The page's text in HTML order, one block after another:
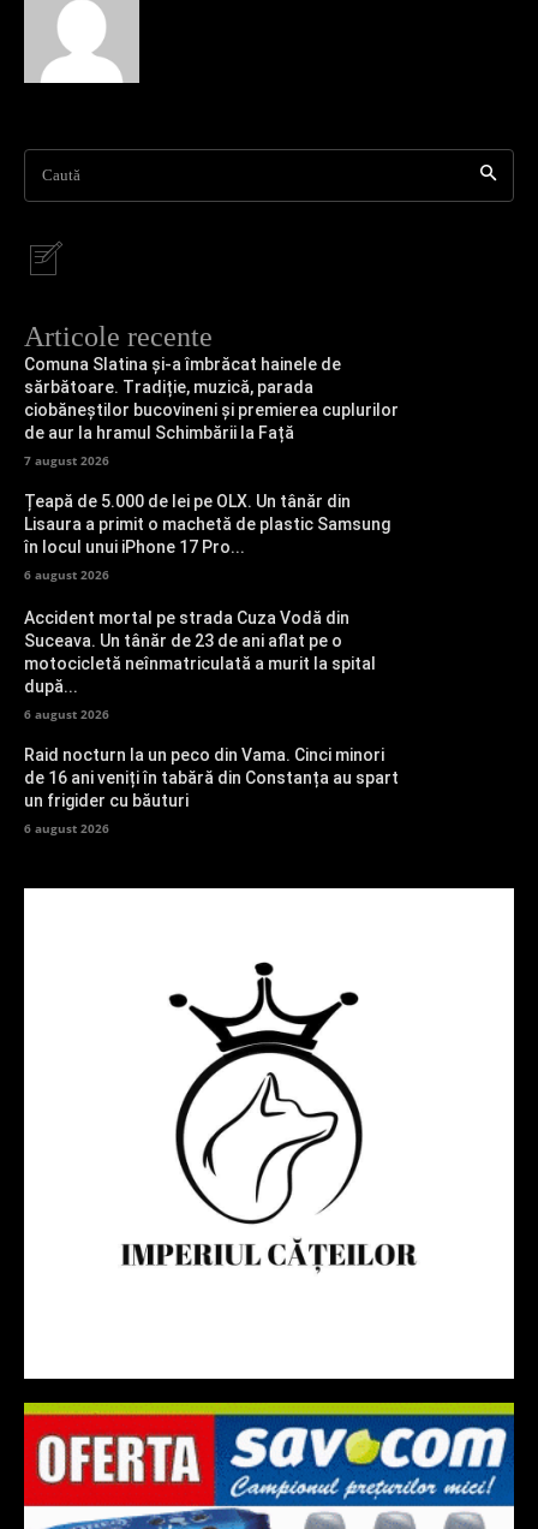
Caută
Articole recente
Comuna Slatina și-a îmbrăcat hainele de
sărbătoare. Tradiție, muzică, parada
ciobăneștilor bucovineni și premierea cuplurilor
de aur la hramul Schimbării la Față
7 august 2026
Țeapă de 5.000 de lei pe OLX. Un tânăr din
Lisaura a primit o machetă de plastic Samsung
în locul unui iPhone 17 Pro...
6 august 2026
Accident mortal pe strada Cuza Vodă din
Suceava. Un tânăr de 23 de ani aflat pe o
motocicletă neînmatriculată a murit la spital
după...
6 august 2026
Raid nocturn la un peco din Vama. Cinci minori
de 16 ani veniți în tabără din Constanța au spart
un frigider cu băuturi
6 august 2026